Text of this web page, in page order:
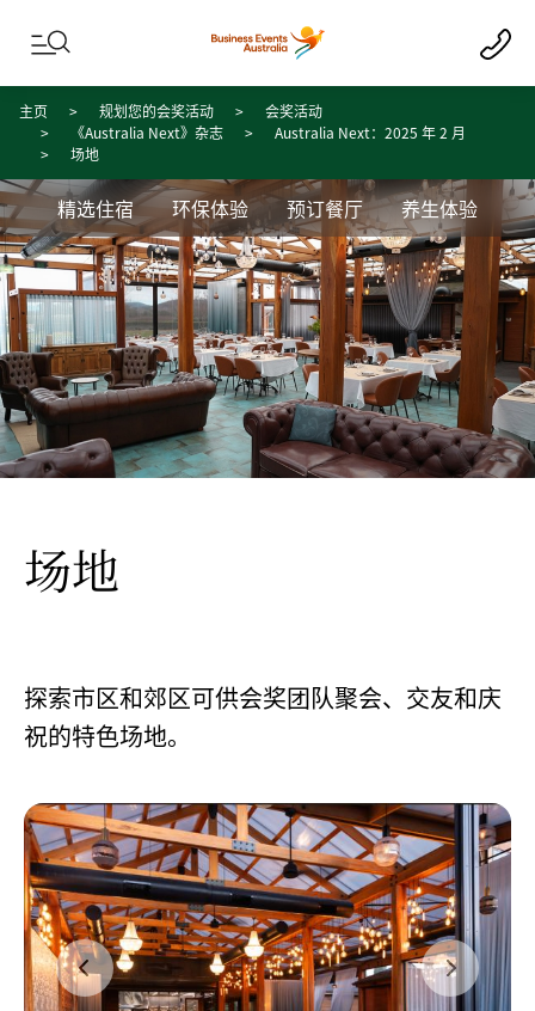
Skip to content
Skip to footer navigation
主页 规划您的会奖活动
会奖活动
《Australia Next》杂志
Australia Next：2025 年 2 月
场地
精选住宿 环保体验 预订餐厅 养生体验
场地
探索市区和郊区可供会奖团队聚会、交友和庆
祝的特色场地。